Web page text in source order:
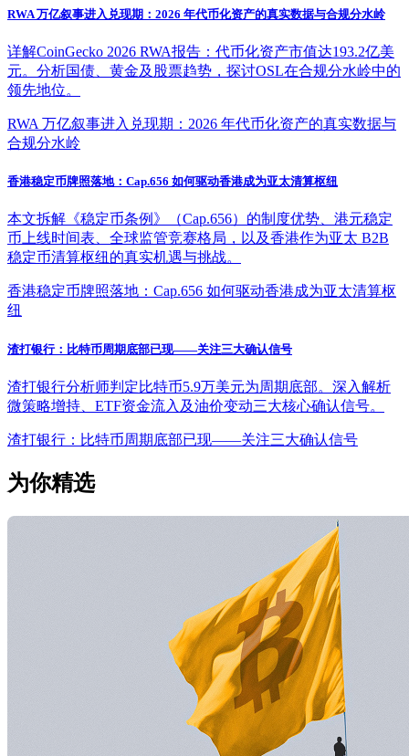
RWA 万亿叙事进入兑现期：2026 年代币化资产的真实数据与合规分水岭
详解CoinGecko 2026 RWA报告：代币化资产市值达193.2亿美
元。分析国债、黄金及股票趋势，探讨OSL在合规分水岭中的
领先地位。
RWA 万亿叙事进入兑现期：2026 年代币化资产的真实数据与
合规分水岭
香港稳定币牌照落地：Cap.656 如何驱动香港成为亚太清算枢纽
本文拆解《稳定币条例》（Cap.656）的制度优势、港元稳定
币上线时间表、全球监管竞赛格局，以及香港作为亚太 B2B
稳定币清算枢纽的真实机遇与挑战。
香港稳定币牌照落地：Cap.656 如何驱动香港成为亚太清算枢
纽
渣打银行：比特币周期底部已现——关注三大确认信号
渣打银行分析师判定比特币5.9万美元为周期底部。深入解析
微策略增持、ETF资金流入及油价变动三大核心确认信号。
渣打银行：比特币周期底部已现——关注三大确认信号
为你精选